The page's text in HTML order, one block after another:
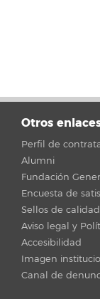
Otros
Perfil de
Alumni
Fundación
Encuesta de
Sellos de calidad
Aviso legal y
Accesibilidad
Imagen
Canal de